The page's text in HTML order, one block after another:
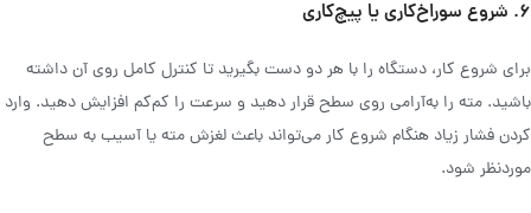
۶. شروع سوراخ‌کاری یا پیچ‌کاری
برای شروع کار، دستگاه را با هر دو دست بگیرید تا کنترل کامل روی آن داشته
باشید. مته را به‌آرامی روی سطح قرار دهید و سرعت را کم‌کم افزایش دهید. وارد
کردن فشار زیاد هنگام شروع کار می‌تواند باعث لغزش مته یا آسیب به سطح
موردنظر شود.